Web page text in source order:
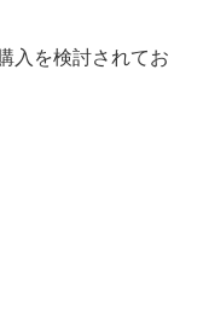
入を検討されてお